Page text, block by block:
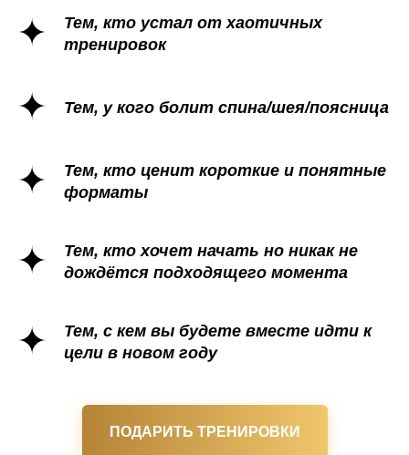
Тем, кто устал от хаотичных
тренировок
Тем, у кого болит спина/шея/поясница
Тем, кто ценит короткие и понятные
форматы
Тем, кто хочет начать но никак не
дождётся подходящего момента
Тем, с кем вы будете вместе идти к
цели в новом году
ПОДАРИТЬ ТРЕНИРОВКИ